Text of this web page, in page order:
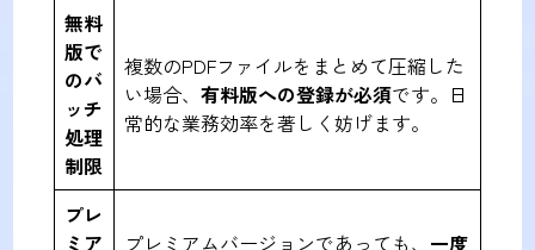
無料
版で
のバ
ッチ
処理
制限
複数のPDFファイルをまとめて圧縮した
い場合、 有料版への登録が必須です。日
常的な業務効率を著しく妨げます。
プレ
ミア
プレミアムバージョンであっても、 一度